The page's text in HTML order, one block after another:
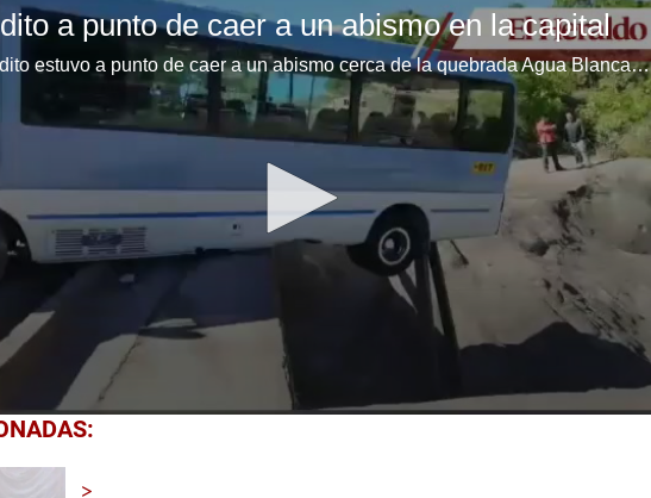
a punto de caer a un abismo en la capital
Un rapidito estuvo a punto de caer a un abismo cerca de la quebrada Agua Blanca, aledaña a la colonia Villa Vieja, en la capital de Honduras.